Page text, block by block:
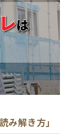
み解き方」